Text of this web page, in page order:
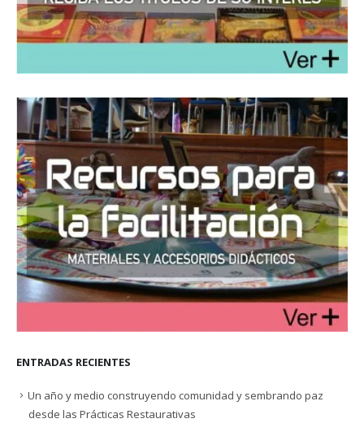
ENTRADAS RECIENTES
Un año y medio construyendo comunidad y sembrando paz
desde las Prácticas Restaurativas